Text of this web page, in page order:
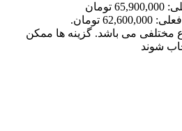
قیمت اصلی: 65,900,000 تومان
تومان.
مختلفی می باشد. گزینه ها ممکن
شوند